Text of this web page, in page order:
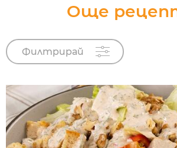
Още
Филтрирай